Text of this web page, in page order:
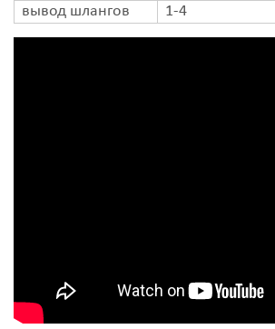
вывод шлангов 1-4